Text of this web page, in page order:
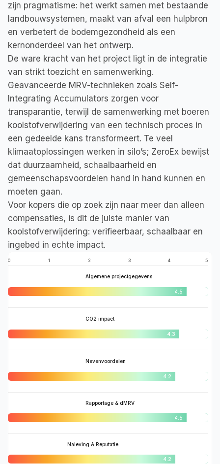
zijn pragmatisme: het werkt samen met bestaande
landbouwsystemen, maakt van afval een hulpbron
en verbetert de bodemgezondheid als een
kernonderdeel van het ontwerp.
De ware kracht van het project ligt in de integratie
van strikt toezicht en samenwerking.
Geavanceerde MRV-technieken zoals Self-
Integrating Accumulators zorgen voor
transparantie, terwijl de samenwerking met boeren
koolstofverwijdering van een technisch proces in
een gedeelde kans transformeert. Te veel
klimaatoplossingen werken in silo’s; ZeroEx bewijst
dat duurzaamheid, schaalbaarheid en
gemeenschapsvoordelen hand in hand kunnen en
moeten gaan.
Voor kopers die op zoek zijn naar meer dan alleen
compensaties, is dit de juiste manier van
koolstofverwijdering: verifieerbaar, schaalbaar en
0 1 2 3 4 5
projectontwerp, de
Algemene projectgegevens
4.5
Evalueert daadwerkelijke,
CO2 impact
4.3
Beoordeelt de positieve
Nevenvoordelen
4.2
Evalueert
projectverantwoordelijkhei
gerapporteerde Rapportage & dMRV
4.5
Beoordelingen in
Naleving & Reputatie
4.2